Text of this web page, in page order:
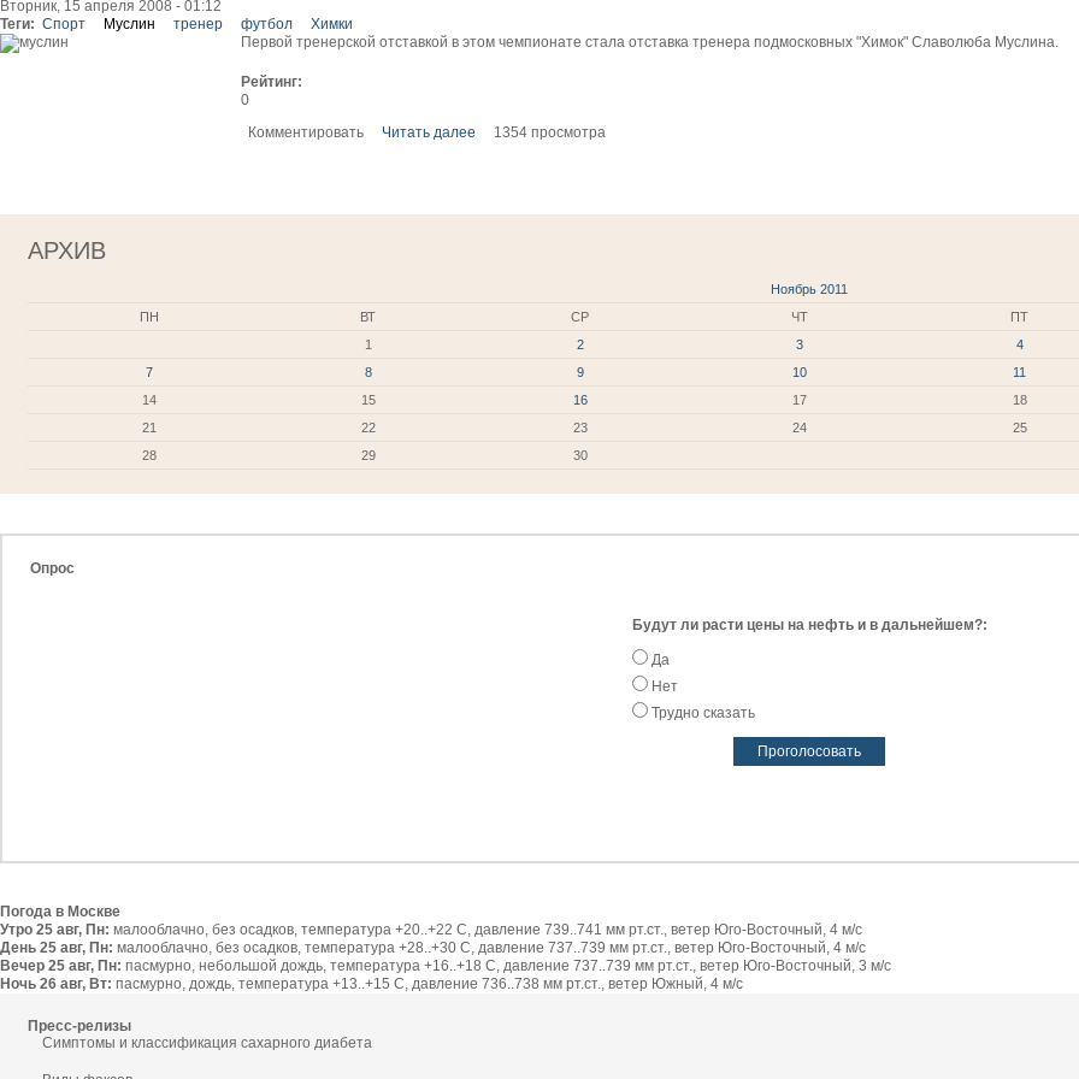
Вторник, 15 апреля 2008 - 01:12
Теги: Спорт Муслин тренер футбол
Химки
Первой тренерской отставкой в этом чемпионате стала отставка тренера подмосковных "Химок" Славолюба Муслина.
Рейтинг:
0
Комментировать
Читать далее 1354 просмотра
АРХИВ
Ноябрь 2011
ПН
ВТ СР ЧТ ПТ
1
2 3 4
7
8 9 10 11
14
15 16 17 18
21
22 23 24 25
28
29 30
Опрос
Будут ли расти цены на нефть и в дальнейшем?:
Да
Нет
Трудно сказать
Погода в Москве
Утро 25 авг, Пн: малооблачно, без осадков, температура +20..+22 С, давление 739..741 мм рт.ст., ветер Юго-Восточный, 4 м/с
День 25 авг, Пн: малооблачно, без осадков, температура +28..+30 С, давление 737..739 мм рт.ст., ветер Юго-Восточный, 4 м/с
Вечер 25 авг, Пн: пасмурно, небольшой дождь, температура +16..+18 С, давление 737..739 мм рт.ст., ветер Юго-Восточный, 3 м/с
Ночь 26 авг, Вт: пасмурно, дождь, температура +13..+15 С, давление 736..738 мм рт.ст., ветер Южный, 4 м/с
Пресс-релизы
Симптомы и классификация сахарного диабета